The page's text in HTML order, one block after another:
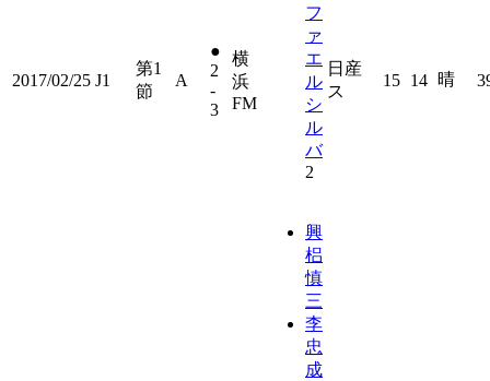
2017/02/25 J1
第1
節
A
●
2
-
3
横
浜
FM
フ
ァ
エ
ル
シ
ル
バ
2
日産
ス
15 14 晴
興
梠
慎
三
李
忠
成